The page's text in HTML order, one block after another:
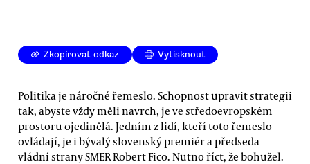
Zkopírovat odkaz Vytisknout
Politika je náročné řemeslo. Schopnost upravit strategii
tak, abyste vždy měli navrch, je ve středoevropském
prostoru ojedinělá. Jedním z lidí, kteří toto řemeslo
ovládají, je i bývalý slovenský premiér a předseda
vládní strany SMER Robert Fico. Nutno říct, že bohužel.